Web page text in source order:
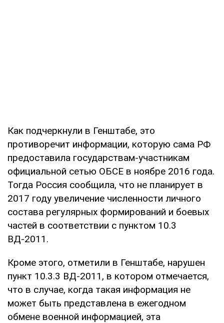
Как подчеркнули в Генштабе, это
противоречит информации, которую сама РФ
предоставила государствам-участникам
официальной сетью ОБСЕ в ноябре 2016 года.
Тогда Россия сообщила, что не планирует в
2017 году увеличение численности личного
состава регулярных формирований и боевых
частей в соответствии с пунктом 10.3
ВД-2011.
Кроме этого, отметили в Генштабе, нарушен
пункт 10.3.3 ВД-2011, в котором отмечается,
что в случае, когда такая информация не
может быть представлена в ежегодном
обмене военной информацией, эта